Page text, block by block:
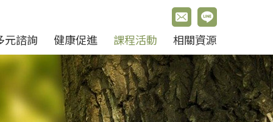
元諮詢 健康促進 課程活動 相關資源